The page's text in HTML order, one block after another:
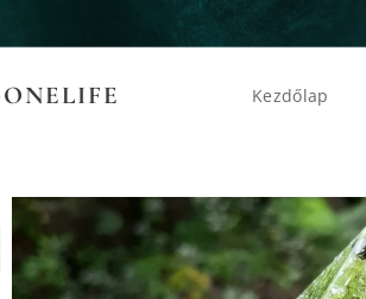
Kezdőlap